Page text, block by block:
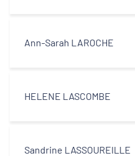
Ann-Sarah LAROCHE
HELENE LASCOMBE
Sandrine LASSOUREILLE